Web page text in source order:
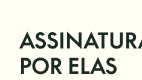
POR ELAS